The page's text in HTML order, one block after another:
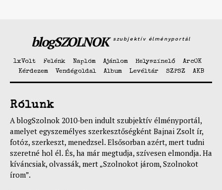
blogSZOLNOK szubjektív élményportál
1xVolt Felénk Naplóm Ajánlom Helyszínelő
ArcOK
Kérdezem
Vendégoldal Album Levéltár SZPSZ AKB
Rólunk
A blogSzolnok 2010-ben indult szubjektív élményportál,
amelyet egyszemélyes szerkesztőségként Bajnai Zsolt ír,
fotóz, szerkeszt, menedzsel. Elsősorban azért, mert tudni
szeretné hol él. És, ha már megtudja, szívesen elmondja. Ha
kíváncsiak, olvassák, mert „Szolnokot járom, Szolnokot
írom”.